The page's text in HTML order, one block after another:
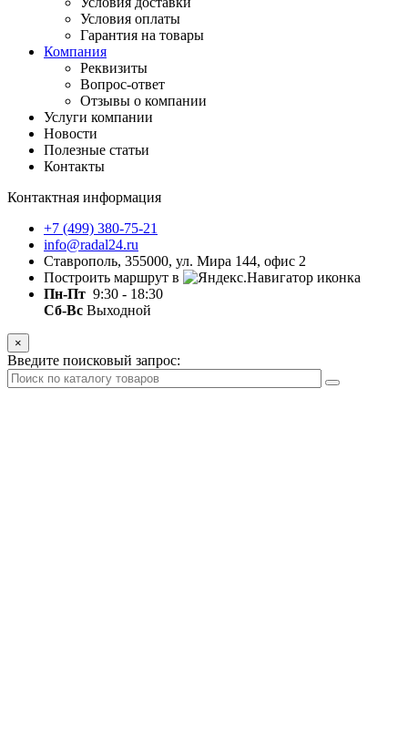
Условия оплаты
Гарантия на товары
Компания
Реквизиты
Вопрос-ответ
Отзывы о компании
Услуги компании
Новости
Полезные статьи
Контакты
Контактная информация
+7 (499) 380-75-21
info@radal24.ru
Ставрополь, 355000, ул. Мира 144, офис 2
Построить маршрут в
Пн-Пт 9:30 - 18:30
Сб-Вс Выходной
×
Введите поисковый запрос: